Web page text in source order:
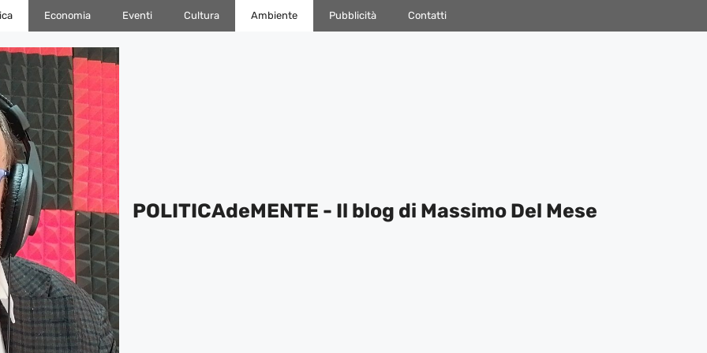
Economia Eventi Cultura Ambiente Pubblicità Contatti
POLITICAdeMENTE - Il blog di Massimo Del Mese